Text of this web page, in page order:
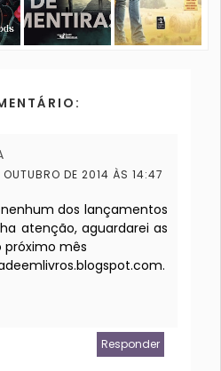
OUTUBRO DE 2014 ÀS 14:47
dos lançamentos
atenção, aguardarei as
próximo mês
Responder